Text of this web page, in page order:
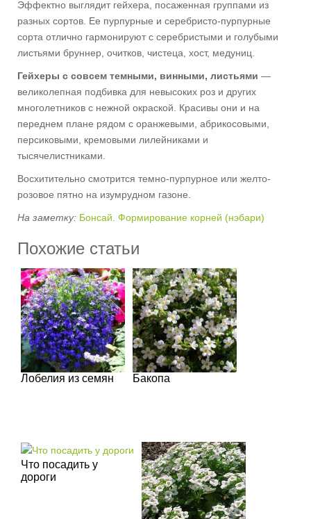
Эффектно выглядит гейхера, посаженная группами из
разных сортов. Ее пурпурные и серебристо-пурпурные
сорта отлично гармонируют с серебристыми и голубыми
листьями бруннер, очитков, чистеца, хост, медуниц.
Гейхеры с совсем темными, винными, листьями —
великолепная подбивка для невысоких роз и других
многолетников с нежной окраской. Красивы они и на
переднем плане рядом с оранжевыми, абрикосовыми,
персиковыми, кремовыми лилейниками и
тысячелистниками.
Восхитительно смотрится темно-пурпурное или желто-
розовое пятно на изумрудном газоне.
На заметку: Бонсай. Формирование корней (нэбари)
Похожие статьи
Лобелия из семян Бакопа
Что посадить у
дороги